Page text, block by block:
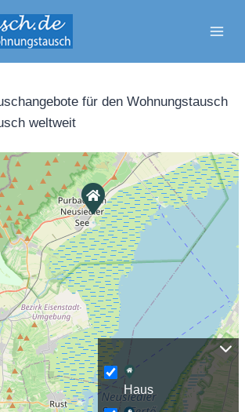
für den Wohnungstausch
weltweit
Haus